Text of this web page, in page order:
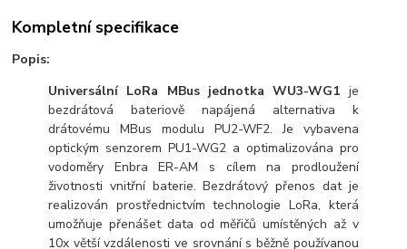
Kompletní specifikace
Popis:
Universální LoRa MBus jednotka WU3-WG1 je
bezdrátová bateriově napájená alternativa k
drátovému MBus modulu PU2-WF2. Je vybavena
optickým senzorem PU1-WG2 a optimalizována pro
vodoměry Enbra ER-AM s cílem na prodloužení
životnosti vnitřní baterie. Bezdrátový přenos dat je
realizován prostřednictvím technologie LoRa, která
umožňuje přenášet data od měřičů umístěných až v
10x větší vzdálenosti ve srovnání s běžně používanou